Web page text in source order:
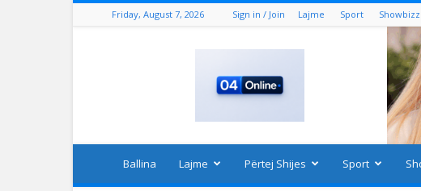
Friday, August 7, 2026 Sign in / Join Lajme Sport Showbizz
Ballina Lajme Përtej Shijes Sport